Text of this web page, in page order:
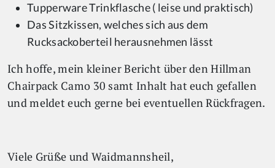
Tupperware Trinkflasche ( leise und praktisch)
Das Sitzkissen, welches sich aus dem
Rucksackoberteil herausnehmen lässt
Ich hoffe, mein kleiner Bericht über den Hillman
Chairpack Camo 30 samt Inhalt hat euch gefallen
und meldet euch gerne bei eventuellen Rückfragen.
Viele Grüße und Waidmannsheil,